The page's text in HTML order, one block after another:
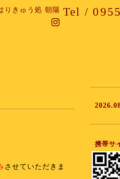
りきゅう処 朝陽 Tel /
させていただきま
携帯サ